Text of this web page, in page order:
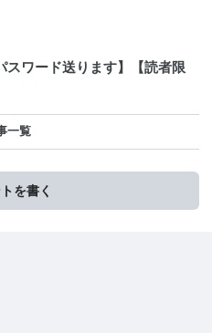
スワード送ります】【読者限
一覧
を書く